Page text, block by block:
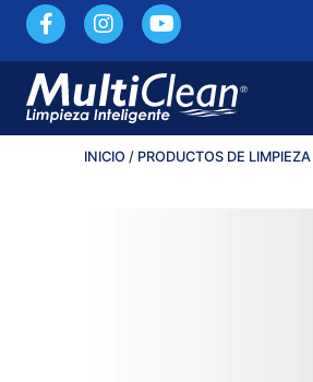
INICIO / PRODUCTOS DE LIMPIEZA